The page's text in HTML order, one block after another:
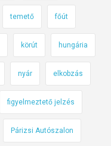
temető főút
körút hungária
nyár elkobzás
figyelmeztető jelzés
Párizsi Autószalon